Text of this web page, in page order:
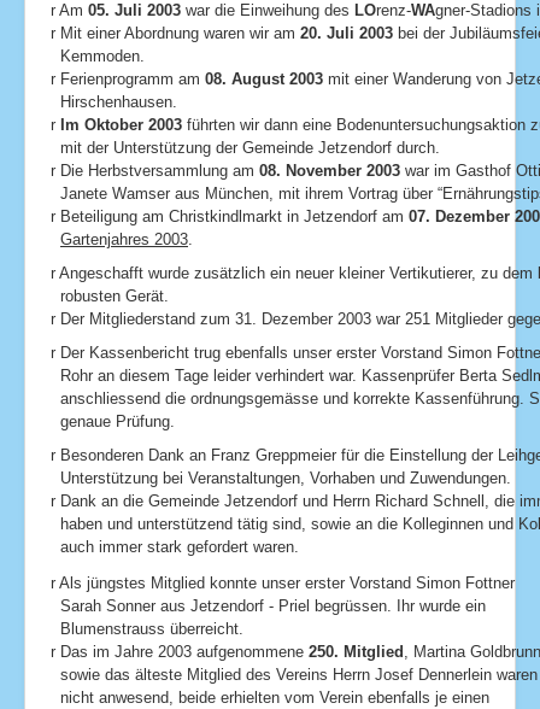
r Am 05. Juli 2003 war die Einweihung des LOrenz-WAgner-Stadions
r Mit einer Abordnung waren wir am 20. Juli 2003 bei der
Kemmoden.
r Ferienprogramm am 08. August 2003 mit einer Wanderung von
Hirschenhausen.
r Im Oktober 2003 führten wir dann eine Bodenuntersuchungsaktion
mit der Unterstützung der Gemeinde Jetzendorf durch.
r Die Herbstversammlung am 08. November 2003 war im Gasthof
Janete Wamser aus München, mit ihrem Vortrag über
r Beteiligung am Christkindlmarkt in Jetzendorf am 07. Dezember
Gartenjahres 2003.
r Angeschafft wurde zusätzlich ein neuer kleiner Vertikutierer, zu
robusten Gerät.
r Der Mitgliederstand zum 31. Dezember 2003 war 251 Mitglieder
r Der Kassenbericht trug ebenfalls unser erster Vorstand Simon
Rohr an diesem Tage leider verhindert war. Kassenprüfer Berta
anschliessend die ordnungsgemässe und korrekte Kassenführung.
genaue Prüfung.
r Besonderen Dank an Franz Greppmeier für die Einstellung der
Unterstützung bei Veranstaltungen, Vorhaben und Zuwendungen.
r Dank an die Gemeinde Jetzendorf und Herrn Richard Schnell, die
haben und unterstützend tätig sind, sowie an die Kolleginnen und
auch immer stark gefordert waren.
r Als jüngstes Mitglied konnte unser erster Vorstand Simon Fottner
Sarah Sonner aus Jetzendorf - Priel begrüssen. Ihr wurde ein
Blumenstrauss überreicht.
r Das im Jahre 2003 aufgenommene 250. Mitglied , Martina
sowie das älteste Mitglied des Vereins Herrn Josef Dennerlein
nicht anwesend, beide erhielten vom Verein ebenfalls je einen